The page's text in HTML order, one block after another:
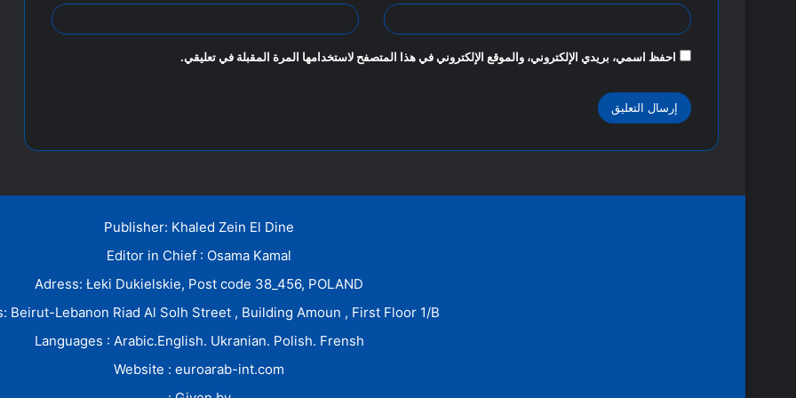
احفظ اسمي، بريدي الإلكتروني، والموقع الإلكتروني في هذا المتصفح لاستخدامها المرة المقبلة في تعليقي.
Publisher: Khaled Zein El Dine
Editor in Chief : Osama Kamal
Adress: Łeki Dukielskie, Post code 38_456, POLAND
Beirut-Lebanon Riad Al Solh Street , Building Amoun , First Floor 1/B
Languages : Arabic.English. Ukranian. Polish. Frensh
Website : euroarab-int.com